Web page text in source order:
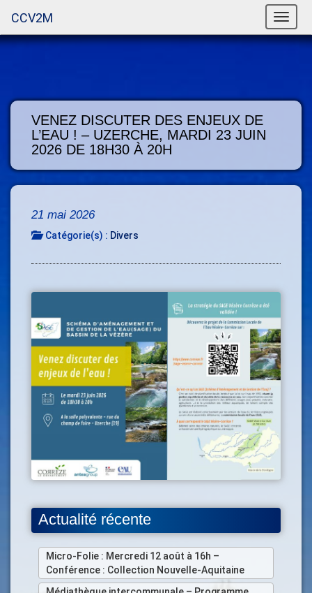
Toggle
CCV2M
VENEZ DISCUTER DES ENJEUX DE
L’EAU ! – UZERCHE, MARDI 23 JUIN
2026 DE 18H30 À 20H
21 mai 2026
Catégorie(s) : Divers
Actualité récente
Micro-Folie : Mercredi 12 août à 16h –
Conférence : Collection Nouvelle-Aquitaine